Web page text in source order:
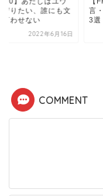
守りたい、誰にも文
言わせない
2022年6月16日
言
3選
COMMENT